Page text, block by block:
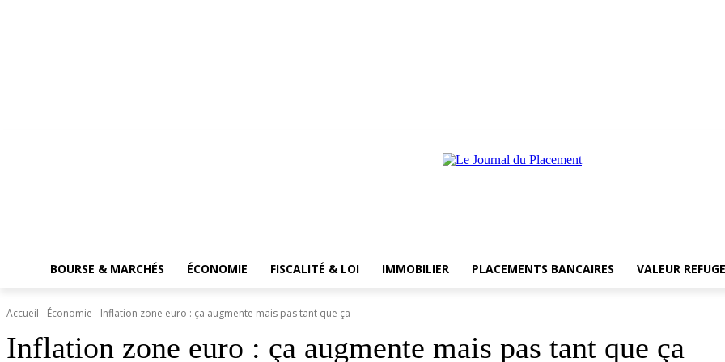
BOURSE & MARCHÉS ÉCONOMIE FISCALITÉ & LOI IMMOBILIER PLACEMENTS BANCAIRES VALEUR REFUGE
Accueil Économie Inflation zone euro : ça augmente mais pas tant que ça
Inflation zone euro : ça augmente mais pas tant que ça